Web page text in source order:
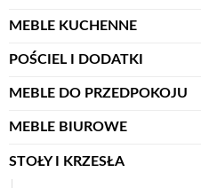
MEBLE KUCHENNE
POŚCIEL I DODATKI
MEBLE DO PRZEDPOKOJU
MEBLE BIUROWE
STOŁY I KRZESŁA